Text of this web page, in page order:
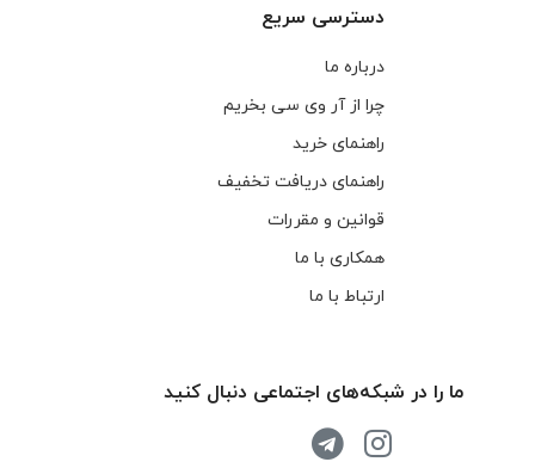
دسترسی سریع
درباره ما
چرا از آر وی سی بخریم
راهنمای خرید
راهنمای دریافت تخفیف
قوانین و مقررات
همکاری با ما
ارتباط با ما
ما را در شبکه‌های اجتماعی دنبال کنید